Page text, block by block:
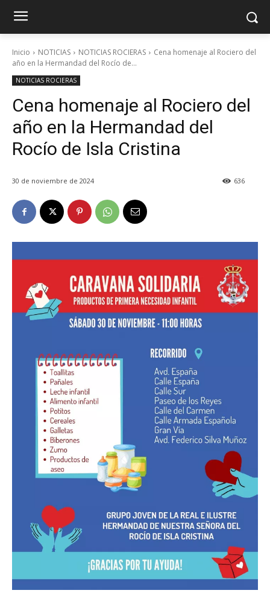
Inicio NOTICIAS NOTICIAS ROCIERAS
Cena homenaje al Rociero del
año en la Hermandad del Rocío de...
NOTICIAS ROCIERAS
Cena homenaje al Rociero del
año en la Hermandad del
Rocío de Isla Cristina
30 de noviembre de 2024 636